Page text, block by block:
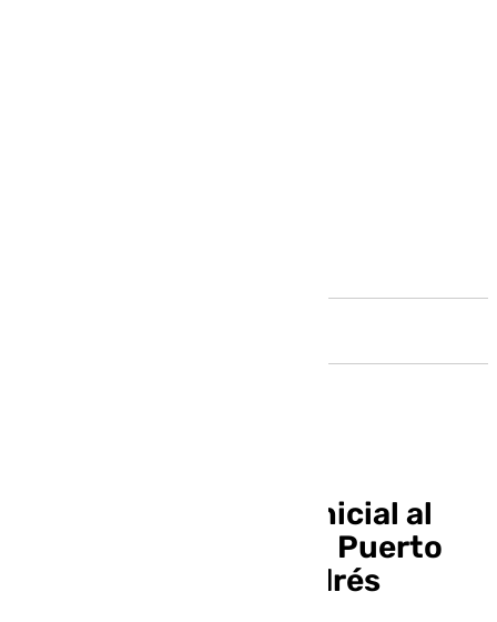
Málaga da luz verde inicial al
estudio de detalle del Puerto
Deportivo de San Andrés